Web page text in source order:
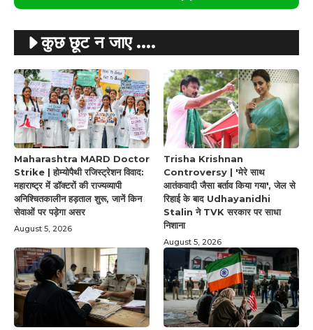
कुछ छूट न जाए ....
Maharashtra MARD Doctor
Strike | होम्योपैथी रजिस्ट्रेशन विवाद:
महाराष्ट्र में डॉक्टरों की राज्यव्यापी
अनिश्चितकालीन हड़ताल शुरू, जानें किन
सेवाओं पर पड़ेगा असर
August 5, 2026
Trisha Krishnan
Controversy | 'मेरे साथ
आतंकवादी जैसा बर्ताव किया गया', जेल से
रिहाई के बाद Udhayanidhi
Stalin ने TVK सरकार पर साधा
निशाना
August 5, 2026